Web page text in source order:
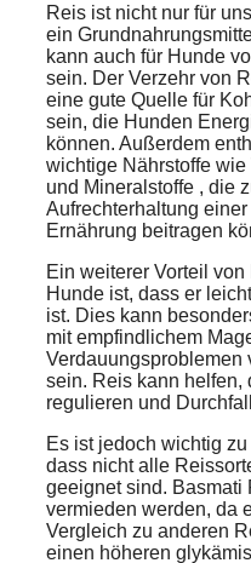
Reis ist nicht nur für
ein
kann auch für Hunde
sein. Der Verzehr von
eine gute Quelle für
sein, die Hunden
können. Außerdem
wichtige Nährstoffe wie
und Mineralstoffe , die
Aufrechterhaltung
Ernährung beitragen
Ein weiterer Vorteil von
Hunde ist, dass er
ist. Dies kann
mit empfindlichem
Verdauungsproblemen
sein. Reis kann helfen,
regulieren und
Es ist jedoch wichtig
dass nicht alle
geeignet sind. Basmati
vermieden werden, da
Vergleich zu anderen
einen höheren